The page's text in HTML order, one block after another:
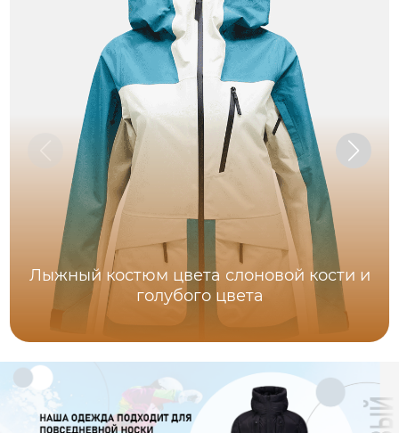
Лыжный костюм цвета слоновой кости и
голубого цвета